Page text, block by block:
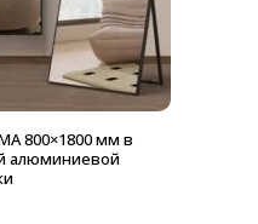
800×1800 мм в
алюминиевой